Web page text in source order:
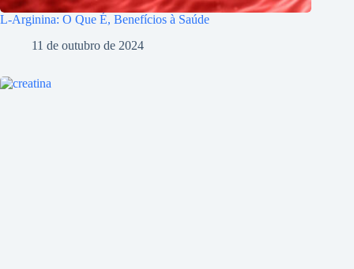
L-Arginina: O Que É, Benefícios à Saúde
11 de outubro de 2024